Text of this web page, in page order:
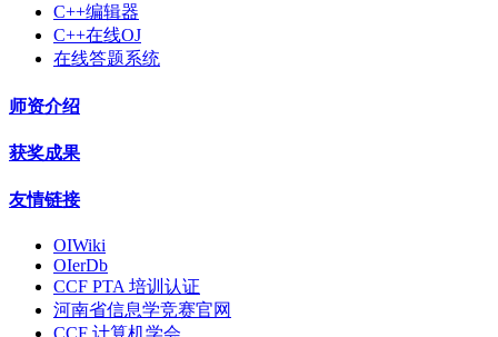
C++编辑器
C++在线OJ
在线答题系统
师资介绍
获奖成果
友情链接
OIWiki
OIerDb
CCF PTA 培训认证
河南省信息学竞赛官网